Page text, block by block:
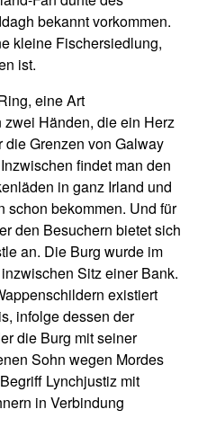
bekannt vorkommen.
kleine Fischersiedlung,
ist.
eine Art
zwei Händen, die ein Herz
die Grenzen von Galway
findet man den
in ganz Irland und
schon bekommen. Und für
den Besuchern bietet sich
an. Die Burg wurde im
Sitz einer Bank.
existiert
infolge dessen der
die Burg mit seiner
Sohn wegen Mordes
Lynchjustiz mit
in Verbindung